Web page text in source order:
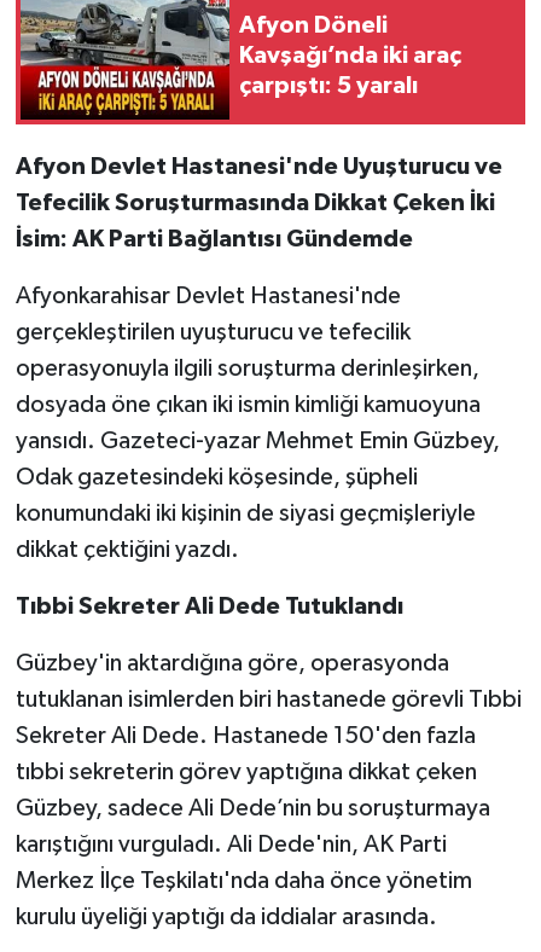
Afyon Döneli
Kavşağı’nda iki araç
çarpıştı: 5 yaralı
Afyon Devlet Hastanesi'nde Uyuşturucu ve
Tefecilik Soruşturmasında Dikkat Çeken İki
İsim: AK Parti Bağlantısı Gündemde
Afyonkarahisar Devlet Hastanesi'nde
gerçekleştirilen uyuşturucu ve tefecilik
operasyonuyla ilgili soruşturma derinleşirken,
dosyada öne çıkan iki ismin kimliği kamuoyuna
yansıdı. Gazeteci-yazar Mehmet Emin Güzbey,
Odak gazetesindeki köşesinde, şüpheli
konumundaki iki kişinin de siyasi geçmişleriyle
dikkat çektiğini yazdı.
Tıbbi Sekreter Ali Dede Tutuklandı
Güzbey'in aktardığına göre, operasyonda
tutuklanan isimlerden biri hastanede görevli Tıbbi
Sekreter Ali Dede. Hastanede 150'den fazla
tıbbi sekreterin görev yaptığına dikkat çeken
Güzbey, sadece Ali Dede’nin bu soruşturmaya
karıştığını vurguladı. Ali Dede'nin, AK Parti
Merkez İlçe Teşkilatı'nda daha önce yönetim
kurulu üyeliği yaptığı da iddialar arasında.